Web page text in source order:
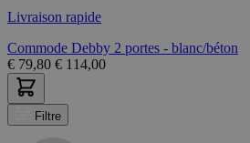
Livraison rapide
Commode Debby 2 portes - blanc/béton
€ 79,80 € 114,00
Filtre